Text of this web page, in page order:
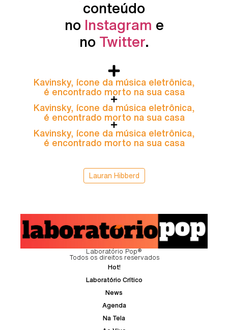
conteúdo
no Instagram e
no Twitter.
Kavinsky, ícone da música eletrônica,
é encontrado morto na sua casa
Kavinsky, ícone da música eletrônica,
é encontrado morto na sua casa
Kavinsky, ícone da música eletrônica,
é encontrado morto na sua casa
Lauran Hibberd
Laboratório Pop®
Todos os direitos reservados
Hot!
Laboratório Crítico
News
Agenda
Na Tela